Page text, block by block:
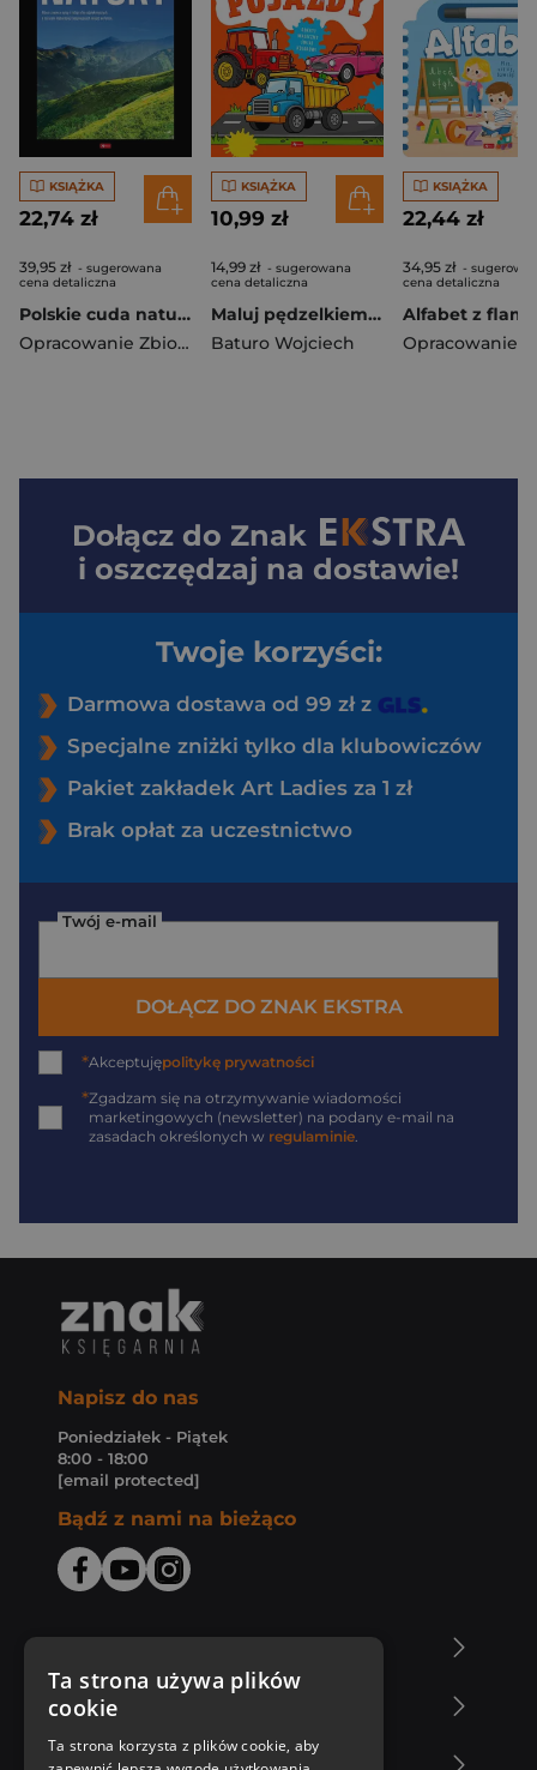
KSIĄŻKA
22,74 zł
39,95 zł - sugerowana
cena detaliczna
Polskie cuda natury. Cuda
Opracowanie Zbiorowe
KSIĄŻKA
10,99 zł
14,99 zł - sugerowana
cena detaliczna
Maluj pędzelkiem dla chłopców. Pojazdy
Baturo Wojciech
KSIĄŻKA
22,44 zł
34,95 zł -
cena detaliczna
Dołącz do Znak
i oszczędzaj na dostawie!
Twoje korzyści:
Darmowa dostawa od 99 zł z
Specjalne zniżki tylko dla klubowiczów
Pakiet zakładek Art Ladies za 1 zł
Brak opłat za uczestnictwo
Twój e-mail
DOŁĄCZ DO ZNAK EKSTRA
*Akceptujępolitykę prywatności
*Zgadzam się na otrzymywanie wiadomości
marketingowych (newsletter) na podany e-mail na
zasadach określonych w regulaminie.
Napisz do nas
Poniedziałek - Piątek
8:00 - 18:00
[email protected]
Bądź z nami na bieżąco
Zakupy u nas
Ta strona używa plików
cookie
Ta strona korzysta z plików cookie, aby